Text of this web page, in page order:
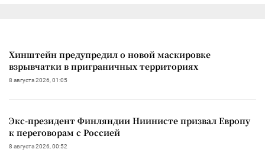
Хинштейн предупредил о новой маскировке
взрывчатки в приграничных территориях
8 августа 2026, 01:05
Экс-президент Финляндии Ниинисте призвал Европу
к переговорам с Россией
8 августа 2026, 00:52